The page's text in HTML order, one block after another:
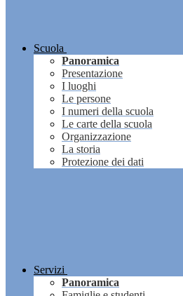
Scuola
Panoramica
Presentazione
I luoghi
Le persone
I numeri della scuola
Le carte della scuola
Organizzazione
La storia
Protezione dei dati
Servizi
Panoramica